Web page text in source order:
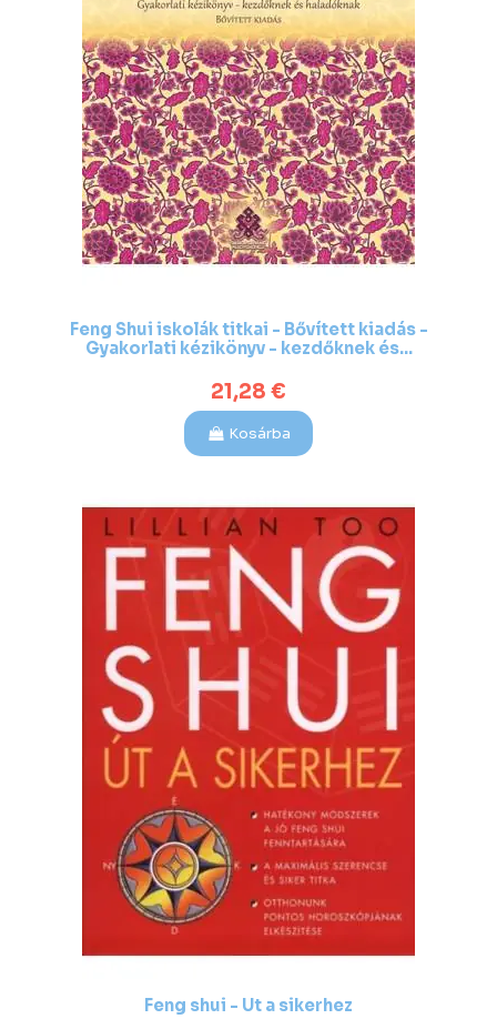
Feng Shui iskolák titkai - Bővített kiadás -
Gyakorlati kézikönyv - kezdőknek és...
21,28 €
Kosárba
Feng shui - Út a sikerhez